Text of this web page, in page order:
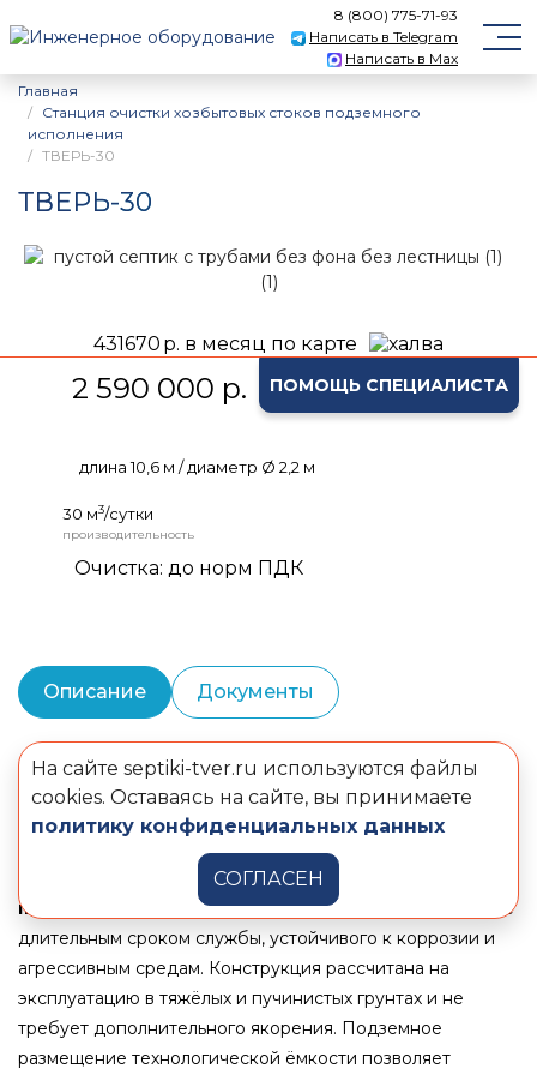
8 (800) 775-71-93
Написать в Telegram
Написать в Max
Главная
Станция очистки хозбытовых стоков подземного
исполнения
ТВЕРЬ-30
ТВЕРЬ-30
431670 р. в месяц по карте
2 590 000 р. ПОМОЩЬ СПЕЦИАЛИСТА
длина 10,6 м / диаметр Ø 2,2 м
30 м3/сутки
производительность
Очистка: до норм ПДК
Описание Документы
ТВЕРЬ-30П — надёжная автономная система глубокой
очистки хозяйственно-бытовых и близких по составу
производственных сточных вод.
Корпус станции выполнен изпервичного
полипропилена
— прочного и пластичного материала с
длительным сроком службы, устойчивого к коррозии и
агрессивным средам. Конструкция рассчитана на
эксплуатацию в тяжёлых и пучинистых грунтах и не
требует дополнительного якорения. Подземное
размещение технологической ёмкости позволяет
На сайте septiki-tver.ru используются файлы
cookies. Оставаясь на сайте, вы принимаете
политику конфиденциальных данных
СОГЛАСЕН